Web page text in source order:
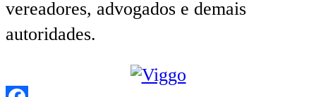
vereadores, advogados e demais
autoridades.